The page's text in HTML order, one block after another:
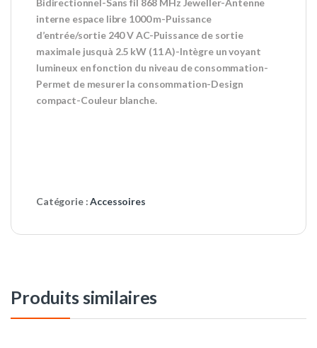
interne espace libre 1000 m-Puissance
d’entrée/sortie 240 V AC-Puissance de sortie
maximale jusquà 2.5 kW (11 A)-Intègre un voyant
lumineux en fonction du niveau de consommation-
Permet de mesurer la consommation-Design
compact-Couleur blanche.
Catégorie :Accessoires
Produits similaires